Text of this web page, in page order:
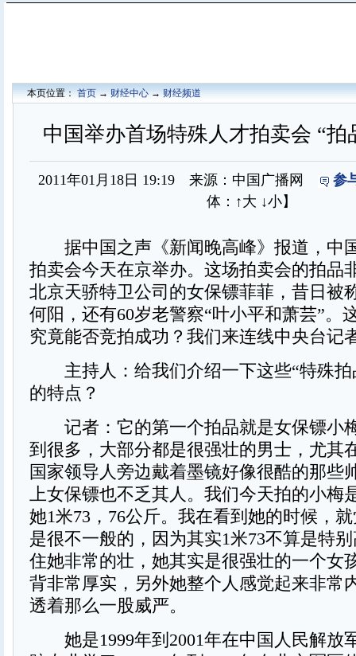
本页位置：首页→财经中心→财经频道
中国举办首场特殊人才拍卖会 “拍
2011年01月18日 19:19 来源：中国广播网
参
体： ↑大 ↓小】
据中国之声《新闻晚高峰》报道，中
拍卖会今天在京举办。这场拍卖会的拍品
北京天骄特卫公司的女保镖菲菲，昔日被
何阳，还有60岁老警察“叶小平和萧芸”。
究竟能否竞拍成功？我们来连线中央台记
主持人：给我们介绍一下这些“特殊拍
的特点？
记者：它的第一个拍品就是女保镖小
到很多，大部分都是很强壮的男士，尤其
国家领导人旁边戴着墨镜好像很酷的那些
上女保镖也不乏其人。我们今天拍的小梅
她1米73，76公斤。我在看到她的时候，
是很不一般的，因为其实1米73不算是特
住她非常的壮，她其实是很强壮的一个女
背非常厚实，另外她整个人感觉起来非常
透着那么一股威严。
她是1999年到2001年在中国人民解放